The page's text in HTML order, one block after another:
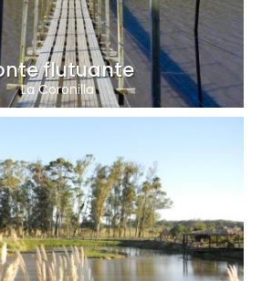
flutuante
La Coronilla